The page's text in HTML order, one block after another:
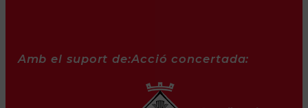
Amb el suport de:Acció concertada: